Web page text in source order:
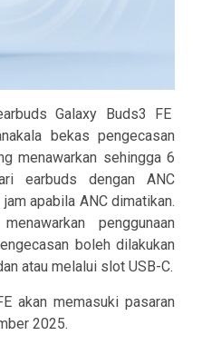
Galaxy Buds3 FE
bekas pengecasan
menawarkan sehingga 6
earbuds dengan ANC
apabila ANC dimatikan.
penggunaan
boleh dilakukan
atau melalui slot USB-C.
akan memasuki pasaran
2025.